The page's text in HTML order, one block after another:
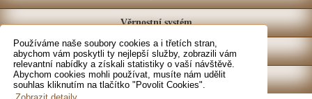
Používáme naše soubory cookies a i třetích stran,
abychom vám poskytli ty nejlepší služby, zobrazili vám
relevantní nabídky a získali statistiky o vaší návštěvě.
Abychom cookies mohli používat, musíte nám udělit
souhlas kliknutím na tlačítko "Povolit Cookies".
Věrnostní systém
Prodejna
Kontakt